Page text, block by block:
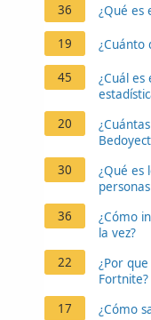
36 ¿Qué es
19 ¿Cuánto
45
¿Cuál
20
30
¿Qué es
36
¿Cómo
la vez?
22
¿Por
Fortnite?
17
¿Cómo